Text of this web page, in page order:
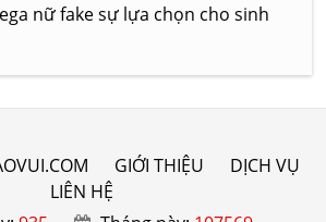
nữ fake sự lựa chọn cho sinh
GIỚI THIỆU
DỊCH VỤ
LIÊN HỆ